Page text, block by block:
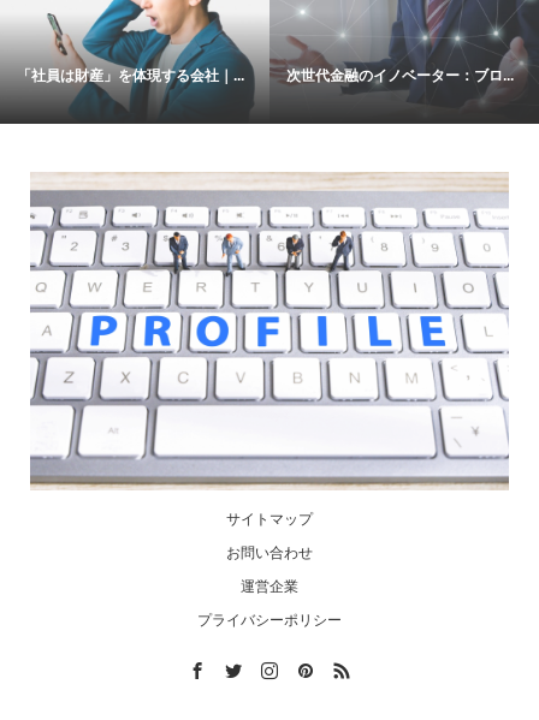
「社員は財産」を体現する会社｜... 次世代金融のイノベーター：ブロ...
サイトマップ
お問い合わせ
運営企業
プライバシーポリシー